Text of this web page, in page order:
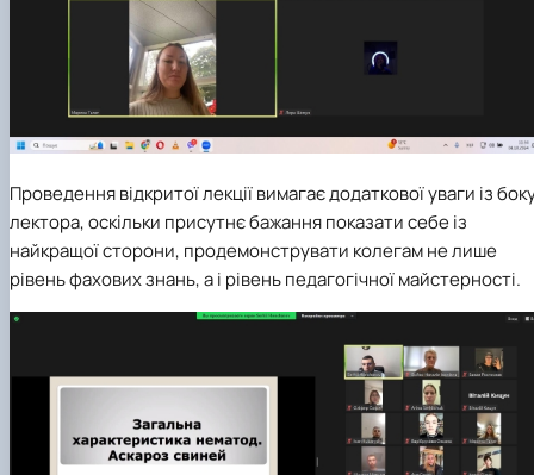
Проведення відкритої лекції вимагає додаткової уваги із
лектора, оскільки присутнє бажання показати себе із
найкращої сторони, продемонструвати колегам не лише
рівень фахових знань, а і рівень педагогічної майстерності.